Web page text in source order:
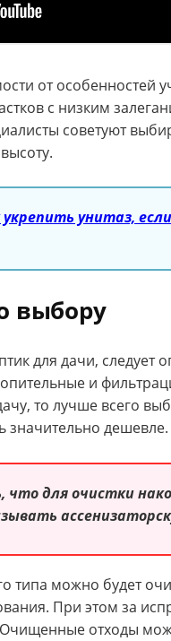
от особенностей
с низким
советуют
укрепить унитаз,
выбору
для дачи, следует
и
то лучше всего
значительно дешевле.
что для очистки
типа можно будет
При этом за
отходы